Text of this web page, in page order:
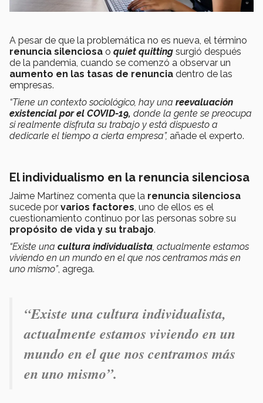
A pesar de que la problemática no es nueva, el término
renuncia silenciosa o quiet quitting surgió después
de la pandemia, cuando se comenzó a observar un
aumento en las tasas de renuncia dentro de las
empresas.
“Tiene un contexto sociológico, hay una reevaluación
existencial por el COVID-19, donde la gente se preocupa
si realmente disfruta su trabajo y está dispuesto a
dedicarle el tiempo a cierta empresa”, añade el experto.
El individualismo en la renuncia silenciosa
Jaime Martínez comenta que la renuncia silenciosa
sucede por varios factores, uno de ellos es el
cuestionamiento continuo por las personas sobre su
propósito de vida y su trabajo.
“Existe una cultura individualista, actualmente estamos
viviendo en un mundo en el que nos centramos más en
uno mismo”, agrega.
“Existe una cultura individualista,
actualmente estamos viviendo en un
mundo en el que nos centramos más
en uno mismo”.